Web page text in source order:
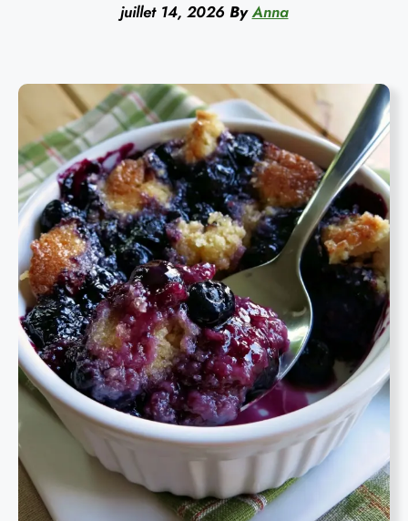
juillet 14, 2026 By Anna